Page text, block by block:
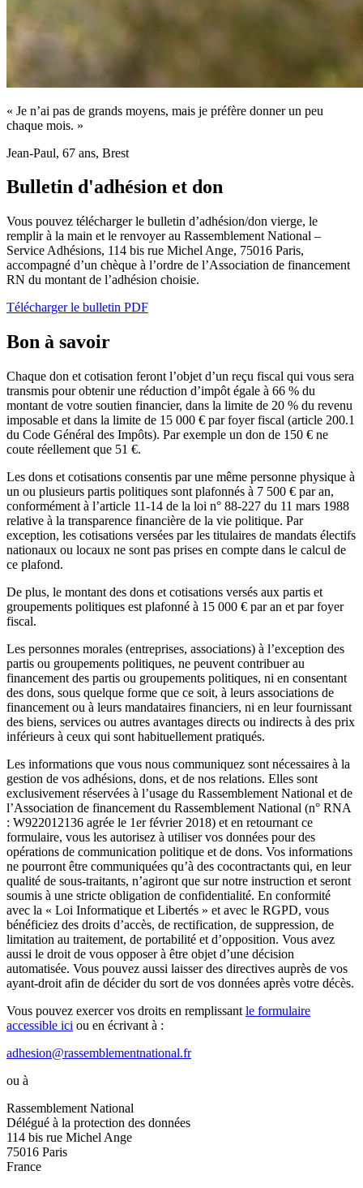
« J’ai grandi en voyant mes grands-parents s’engager. À mon tour
de donner. »
Sophie, 31 ans, Lyon
Bulletin d'adhésion et don
Vous pouvez télécharger le bulletin d’adhésion/don vierge, le
remplir à la main et le renvoyer au Rassemblement National –
Service Adhésions, 114 bis rue Michel Ange, 75016 Paris,
accompagné d’un chèque à l’ordre de l’Association de financement
RN du montant de l’adhésion choisie.
Télécharger le bulletin PDF
Bon à savoir
Chaque don et cotisation feront l’objet d’un reçu fiscal qui vous sera
transmis pour obtenir une réduction d’impôt égale à 66 % du
montant de votre soutien financier, dans la limite de 20 % du revenu
imposable et dans la limite de 15 000 € par foyer fiscal (article 200.1
du Code Général des Impôts). Par exemple un don de 150 € ne
coute réellement que 51 €.
Les dons et cotisations consentis par une même personne physique à
un ou plusieurs partis politiques sont plafonnés à 7 500 € par an,
conformément à l’article 11-14 de la loi n° 88-227 du 11 mars 1988
relative à la transparence financière de la vie politique. Par
exception, les cotisations versées par les titulaires de mandats électifs
nationaux ou locaux ne sont pas prises en compte dans le calcul de
ce plafond.
De plus, le montant des dons et cotisations versés aux partis et
groupements politiques est plafonné à 15 000 € par an et par foyer
fiscal.
Les personnes morales (entreprises, associations) à l’exception des
partis ou groupements politiques, ne peuvent contribuer au
financement des partis ou groupements politiques, ni en consentant
des dons, sous quelque forme que ce soit, à leurs associations de
financement ou à leurs mandataires financiers, ni en leur fournissant
des biens, services ou autres avantages directs ou indirects à des prix
inférieurs à ceux qui sont habituellement pratiqués.
Les informations que vous nous communiquez sont nécessaires à la
gestion de vos adhésions, dons, et de nos relations. Elles sont
exclusivement réservées à l’usage du Rassemblement National et de
l’Association de financement du Rassemblement National (n° RNA
: W922012136 agrée le 1er février 2018) et en retournant ce
formulaire, vous les autorisez à utiliser vos données pour des
opérations de communication politique et de dons. Vos informations
ne pourront être communiquées qu’à des cocontractants qui, en leur
qualité de sous-traitants, n’agiront que sur notre instruction et seront
soumis à une stricte obligation de confidentialité. En conformité
avec la « Loi Informatique et Libertés » et avec le RGPD, vous
bénéficiez des droits d’accès, de rectification, de suppression, de
limitation au traitement, de portabilité et d’opposition. Vous avez
aussi le droit de vous opposer à être objet d’une décision
automatisée. Vous pouvez aussi laisser des directives auprès de vos
ayant-droit afin de décider du sort de vos données après votre décès.
Vous pouvez exercer vos droits en remplissant le formulaire
accessible ici ou en écrivant à :
adhesion@rassemblementnational.fr
ou à
Rassemblement National
Délégué à la protection des données
114 bis rue Michel Ange
75016 Paris
France